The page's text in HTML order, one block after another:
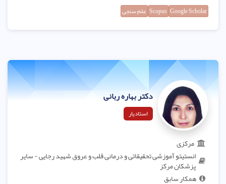
Google Scholar
Scopus علم سنجی
دکتر بهاره ربانی
استادیار
مرکزی
انستیتو آموزشی تحقیقاتی و درمانی قلب و عروق شهید رجایی - سایر
پزشکان مرکز
همکار سابق